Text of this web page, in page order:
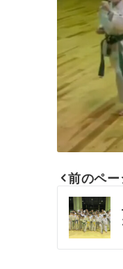
投
稿
前のペー